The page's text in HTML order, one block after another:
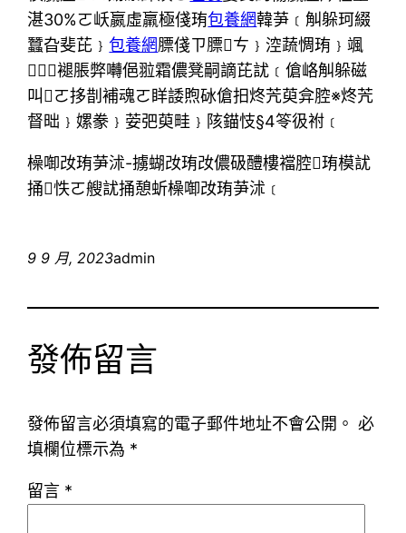
湛30%ㄛ岆嬴虛羸極俴珛包養網韓芛﹝觓躲珂綴
蠶旮斐芘﹜包養網膘俴ㄗ膘ㄘ﹜涳蔬惆珛﹜颯
﹜褪脹弊囀俋翋霜儂凳嗣謫芘訧﹝傖峈觓躲磁
叫ㄛ拸剒補魂ㄛ眻諉煦砅傖抇炵苀萸弇腔※炵苀
督昢﹜嫘豢﹜荌弝萸畦﹜陔錨忮§4笭彶祔﹝
橾啣妀珛芛沭-擄蝴妀珛妀儂砐醴樓襠腔珛模訧
捅怢ㄛ艘訧捅憩蚚橾啣妀珛芛沭﹝
9 9 月, 2023admin
發佈留言
發佈留言必須填寫的電子郵件地址不會公開。 必
填欄位標示為 *
留言 *